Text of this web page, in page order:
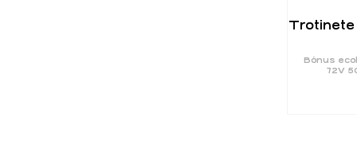
Trotinete
Bónus
72V